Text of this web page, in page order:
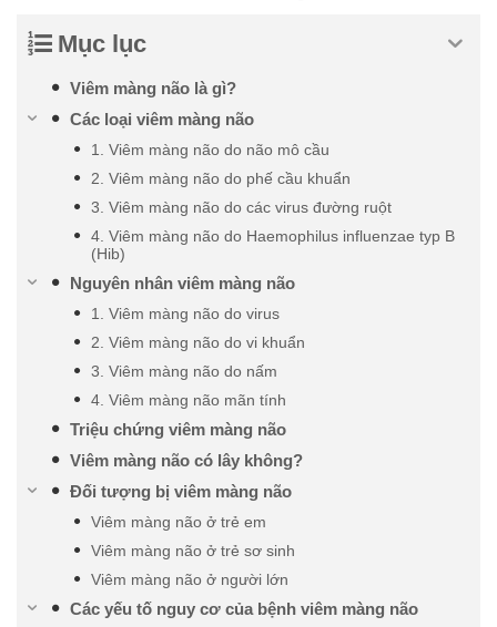
Mục lục
Viêm màng não là gì?
Các loại viêm màng não
1. Viêm màng não do não mô cầu
2. Viêm màng não do phế cầu khuẩn
3. Viêm màng não do các virus đường ruột
4. Viêm màng não do Haemophilus influenzae typ B
(Hib)
Nguyên nhân viêm màng não
1. Viêm màng não do virus
2. Viêm màng não do vi khuẩn
3. Viêm màng não do nấm
4. Viêm màng não mãn tính
Triệu chứng viêm màng não
Viêm màng não có lây không?
Đối tượng bị viêm màng não
Viêm màng não ở trẻ em
Viêm màng não ở trẻ sơ sinh
Viêm màng não ở người lớn
Các yếu tố nguy cơ của bệnh viêm màng não